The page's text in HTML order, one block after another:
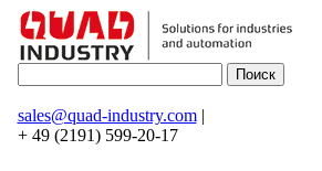
sales@quad-industry.com|
+ 49 (2191) 599-20-17